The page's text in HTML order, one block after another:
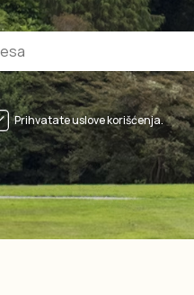
Prihvatate uslove korišćenja.